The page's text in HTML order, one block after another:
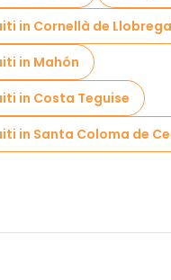
in Cornellà de
in Mahón
in Costa Teguise
in Santa Coloma de
Fornitore